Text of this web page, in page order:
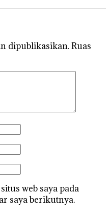
dipublikasikan.Ruas
web saya pada
saya berikutnya.